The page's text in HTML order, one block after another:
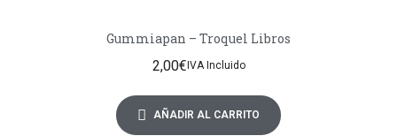
Gummiapan – Troquel Libros
2,00€ IVA Incluido
AÑADIR AL CARRITO